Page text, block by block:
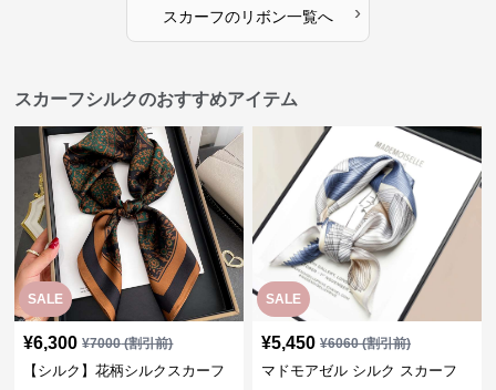
スカーフのリボン一覧へ ›
スカーフシルクのおすすめアイテム
SALE
¥6,300 ¥7000(割引前)
【シルク】花柄シルクスカーフ
SALE
¥5,450 ¥6060(割引前)
マドモアゼル シルク スカーフ